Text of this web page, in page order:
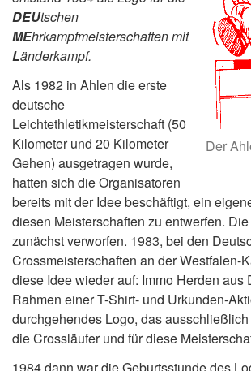
Der
DEUtschen
MEhrkampfmeisterschaften mit
Länderkampf.
Als 1982 in Ahlen die erste
deutsche
Leichtethletikmeisterschaft (50
Kilometer und 20 Kilometer
Gehen) ausgetragen wurde,
hatten sich die Organisatoren
bereits mit der Idee beschäftigt, ein
diesen Meisterschaften zu entwerfen.
zunächst verworfen. 1983, bei den
Crossmeisterschaften an der Westfalen-
diese Idee wieder auf: Immo Herden aus
Rahmen einer T-Shirt- und Urkunden-
durchgehendes Logo, das
die Crossläufer und für diese